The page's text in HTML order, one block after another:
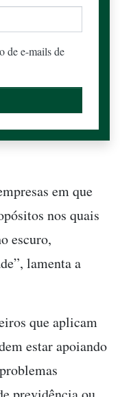
de e-mails de
em que
nos quais
escuro,
lamenta a
que aplicam
estar apoiando